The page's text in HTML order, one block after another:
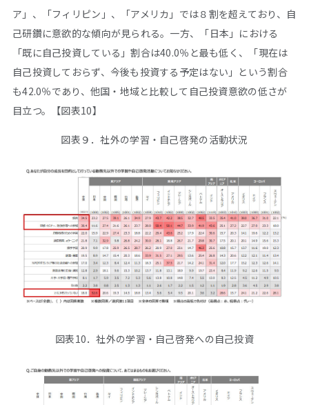
ア」、「フィリピン」、「アメリカ」では８割を超えており、自
己研鑽に意欲的な傾向が見られる。一方、「日本」における
「既に自己投資している」割合は40.0％と最も低く、「現在は
自己投資しておらず、今後も投資する予定はない」という割合
も42.0％であり、他国・地域と比較して自己投資意欲の低さが
目立つ。【図表10】
図表９．社外の学習・自己啓発の活動状況
図表10．社外の学習・自己啓発への自己投資